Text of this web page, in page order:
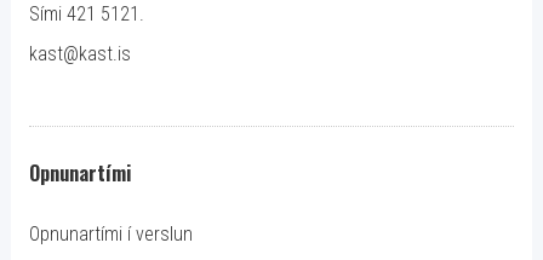
Sími 421 5121.
kast@kast.is
Opnunartími
Opnunartími í verslun